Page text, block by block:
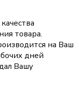
товара.
на Ваш
дней
Вашу